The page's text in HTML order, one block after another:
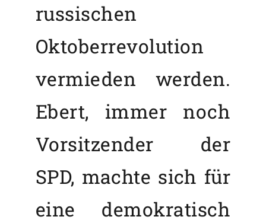
russischen
Oktoberrevolution
vermieden werden.
Ebert, immer noch
Vorsitzender der
SPD, machte sich für
eine demokratisch